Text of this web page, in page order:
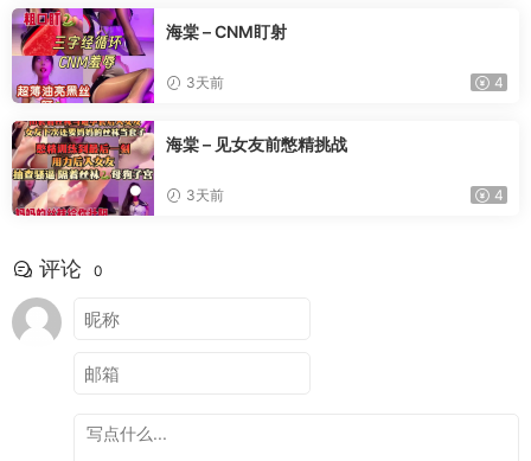
海棠 – CNM盯射
3天前 4
海棠 – 见女友前憋精挑战
3天前 4
评论 0